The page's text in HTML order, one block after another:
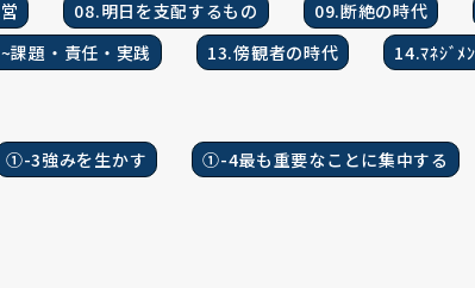
08.明日を支配するもの
09.断絶の時代
課題・責任・実践 13.傍観者の時代 14.ﾏﾈｼﾞﾒ
①-3強みを生かす
①-4最も重要なことに集中する